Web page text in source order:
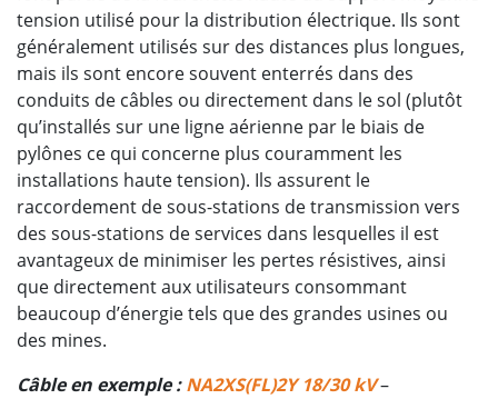
tension utilisé pour la distribution électrique. Ils sont
généralement utilisés sur des distances plus longues,
mais ils sont encore souvent enterrés dans des
conduits de câbles ou directement dans le sol (plutôt
qu’installés sur une ligne aérienne par le biais de
pylônes ce qui concerne plus couramment les
installations haute tension). Ils assurent le
raccordement de sous-stations de transmission vers
des sous-stations de services dans lesquelles il est
avantageux de minimiser les pertes résistives, ainsi
que directement aux utilisateurs consommant
beaucoup d’énergie tels que des grandes usines ou
des mines.
Câble en exemple :NA2XS(FL)2Y 18/30 kV–